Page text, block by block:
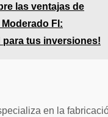
las ventajas de
FI:
para tus inversiones!
en la